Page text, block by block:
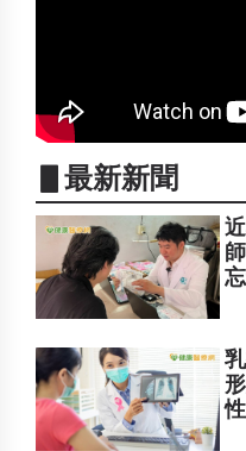
▋最新新聞